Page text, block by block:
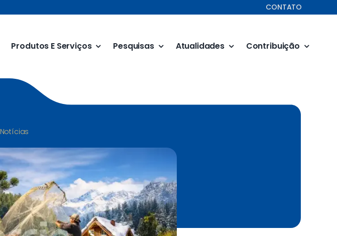
CONTATO
Produtos E Serviços Pesquisas Atualidades Contribuição
Notícias